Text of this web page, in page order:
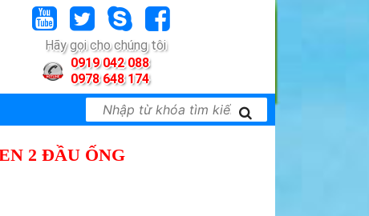
Hãy gọi cho chúng tôi
0919 042 088
0978 648 174
2 ĐẦU ỐNG